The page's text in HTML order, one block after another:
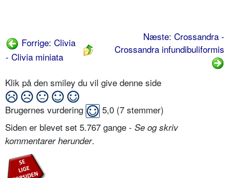
Forrige: Clivia
- Clivia miniata
Næste: Crossandra -
Crossandra infundibuliformis
Klik på den smiley du vil give denne side
Brugernes vurdering 5,0 (7 stemmer)
Siden er blevet set 5.767 gange - Se og skriv
kommentarer herunder.